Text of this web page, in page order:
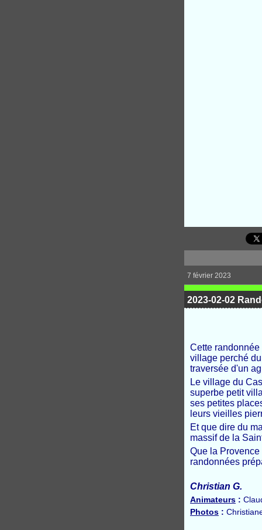
7 février 2023
2023-02-02
Cette
village perché
traversée d'un
Le village du
superbe petit
ses petites
leurs vieilles
Et que dire du
massif de la
Que la
randonnées
Christian G.
Animateurs :
Photos :